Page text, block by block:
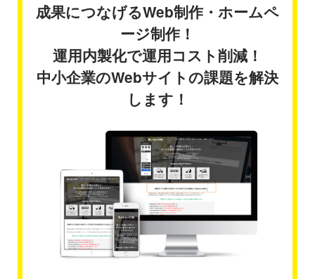
成果につなげるWeb制作・ホームペ
ージ制作！
運用内製化で運用コスト削減！
中小企業のWebサイトの課題を解決
します！